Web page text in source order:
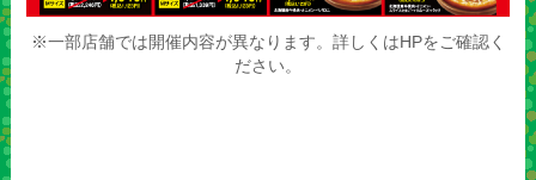
※一部店舗では開催内容が異なります。詳しくはHPをご確認く
ださい。